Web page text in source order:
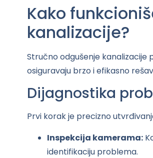
Kako
kanalizacije?
Stručno odgušenje
osiguravaju brzo i efikasno
Dijagnostika
Prvi korak je precizno
Inspekcija kamerama:
identifikaciju problema.